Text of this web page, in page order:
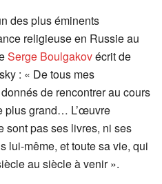
des plus éminents
religieuse en Russie au
Serge Boulgakovécrit de
: « De tous mes
de rencontrer au cours
plus grand… L’œuvre
sont pas ses livres, ni ses
lui-même, et toute sa vie, qui
au siècle à venir ».